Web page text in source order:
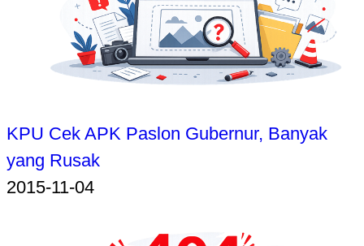
KPU Cek APK Paslon Gubernur, Banyak
yang Rusak
2015-11-04